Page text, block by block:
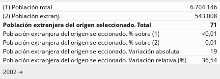
6.704.146
543.008
71
<0,01
0,01
19
36,54
2002